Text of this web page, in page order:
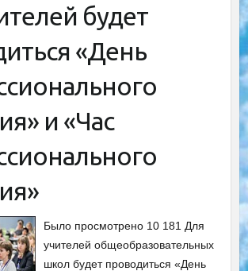
будет
«День
и «Час
Было просмотрено 10 181 Для
учителей общеобразовательных
школ будет проводиться «День